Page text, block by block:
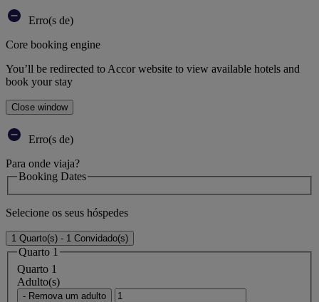
Erro(s de)
Core booking engine
You’ll be redirected to Accor website to view available hotels and
book your stay
Close window
Erro(s de)
Para onde viaja?
Booking Dates
Selecione os seus hóspedes
1 Quarto(s) - 1 Convidado(s)
Quarto 1
Quarto 1
Adulto(s)
- Remova um adulto